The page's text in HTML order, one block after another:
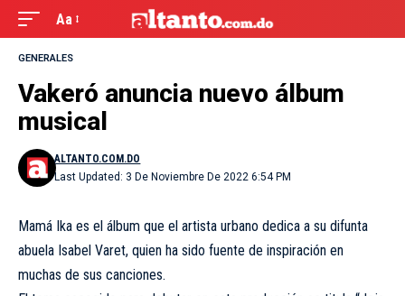
Aa
GENERALES
Vakeró anuncia nuevo álbum
musical
Last Updated: 3 De Noviembre De 2022 6:54 PM
ALTANTO.COM.DO
Mamá Ika es el álbum que el artista urbano dedica a su difunta
abuela Isabel Varet, quien ha sido fuente de inspiración en
muchas de sus canciones.